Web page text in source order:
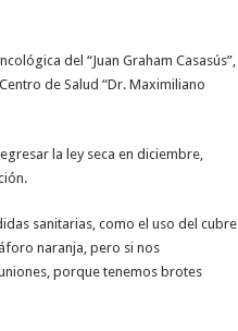
del “Juan Graham Casasús”,
de Salud “Dr. Maximiliano
la ley seca en diciembre,
sanitarias, como el uso del cubre
naranja, pero si nos
porque tenemos brotes